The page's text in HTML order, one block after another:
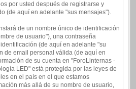
por usted después de registrarse y
(de aquí en adelante "sus mensajes").
de un nombre único de identificación
de usuario"), una contraseña
(de aquí en adelante "su
de email personal válida (de aquí en
de su cuenta en "ForoLinternas -
LED" está protegida por las leyes de
en el país en el que estamos
más allá de su nombre de usuario,